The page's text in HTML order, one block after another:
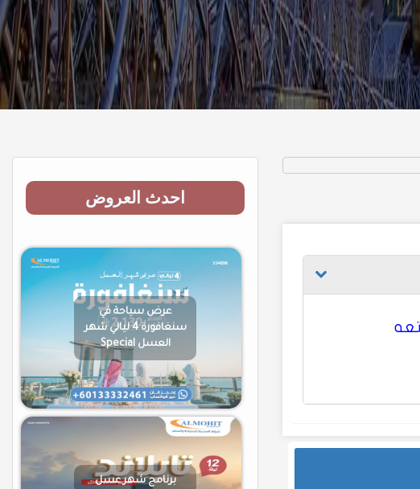
احدث العروض
عرض سياحة في
سنغافورة 4 ليالي شهر
العسل Special
برنامج شهر عسل